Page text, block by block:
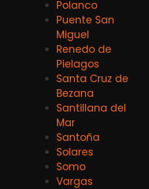
Polanco
Puente San
Miguel
Renedo de
Pielagos
Santa Cruz de
Bezana
Santillana del
Mar
Santoña
Solares
Somo
Vargas